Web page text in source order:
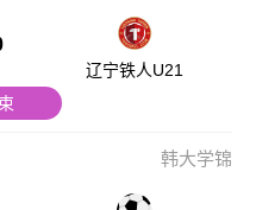
辽宁铁人U21
韩大学锦